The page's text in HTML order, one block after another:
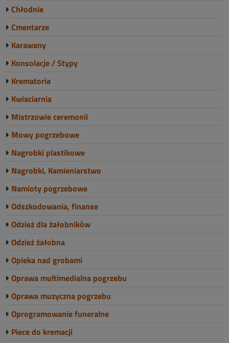
Chłodnie
Cmentarze
Karawany
Konsolacje / Stypy
Krematoria
Kwiaciarnia
Mistrzowie ceremonii
Mowy pogrzebowe
Nagrobki plastikowe
Nagrobki, Kamieniarstwo
Namioty pogrzebowe
Odszkodowania, finanse
Odzież dla żałobników
Odzież żałobna
Opieka nad grobami
Oprawa multimedialna pogrzebu
Oprawa muzyczna pogrzebu
Oprogramowanie funeralne
Piece do kremacji